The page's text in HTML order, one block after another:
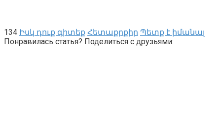
134 Իսկ դուք գիտեք Հետաքրքիր Պետք է իմանալ
Понравилась статья? Поделиться с друзьями: